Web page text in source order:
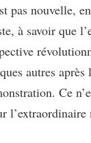
pas nouvelle,
à savoir que
autres
Ce